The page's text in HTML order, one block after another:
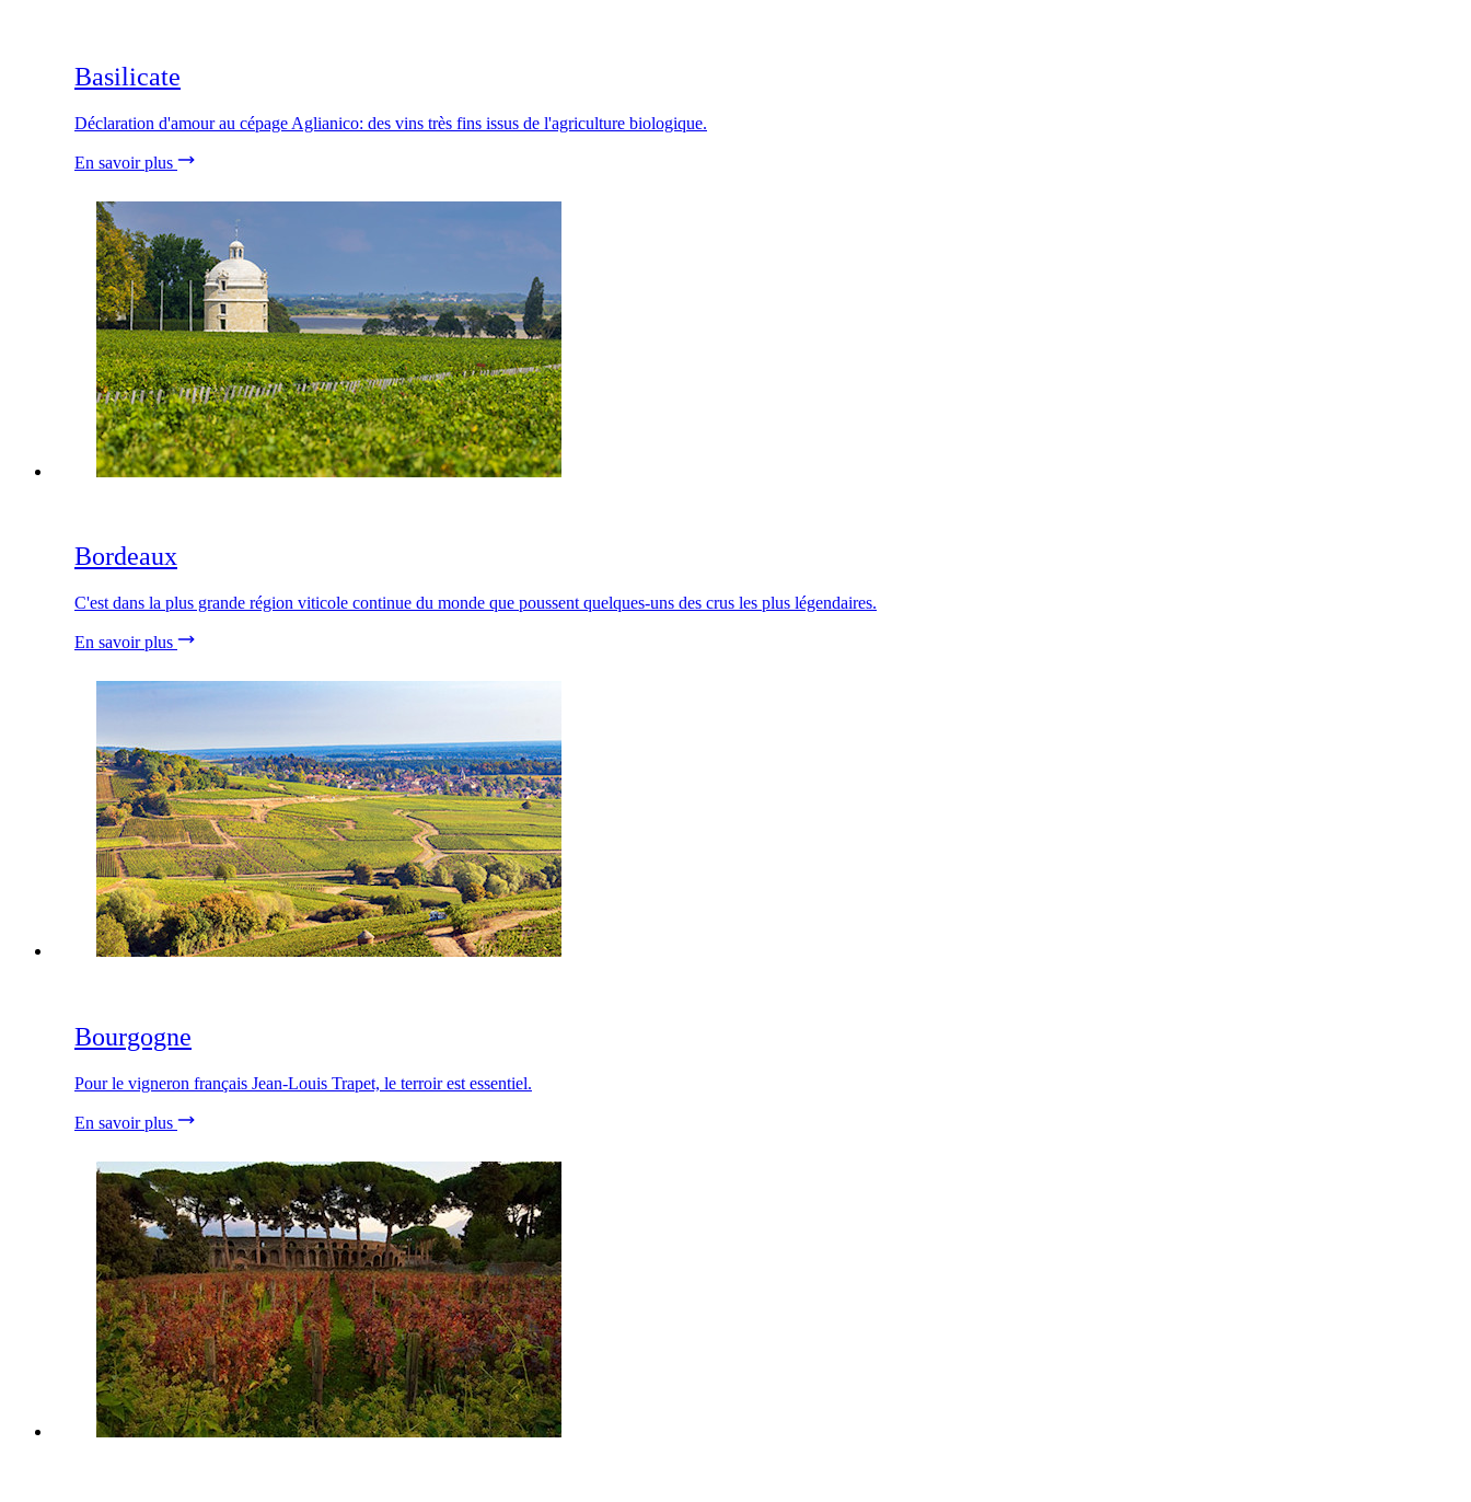
Basilicate
Déclaration d'amour au cépage Aglianico: des vins très fins issus de l'agriculture biologique.
En savoir plus
Bordeaux
C'est dans la plus grande région viticole continue du monde que poussent quelques-uns des crus les plus légendaires.
En savoir plus
Bourgogne
Pour le vigneron français Jean-Louis Trapet, le terroir est essentiel.
En savoir plus